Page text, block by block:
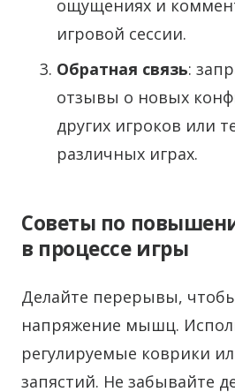
ощущениях и
игровой сессии.
Обратная связь:
отзывы о новых
других игроков или
различных играх.
Советы по
в процессе игры
Делайте перерывы,
напряжение мышц.
регулируемые коврики
запястий. Не забывайте